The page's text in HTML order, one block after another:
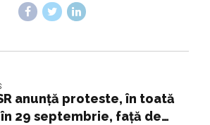
anunţă proteste, în toată
29 septembrie, faţă de